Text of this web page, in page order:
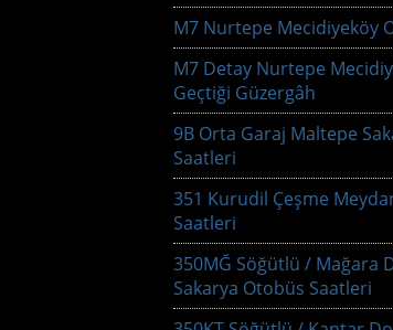
M7 Nurtepe Mecidiyeköy
M7 Detay Nurtepe
Geçtiği Güzergâh
9B Orta Garaj Maltepe
Saatleri
351 Kurudil Çeşme
Saatleri
350MĞ Söğütlü / Mağara
Sakarya Otobüs Saatleri